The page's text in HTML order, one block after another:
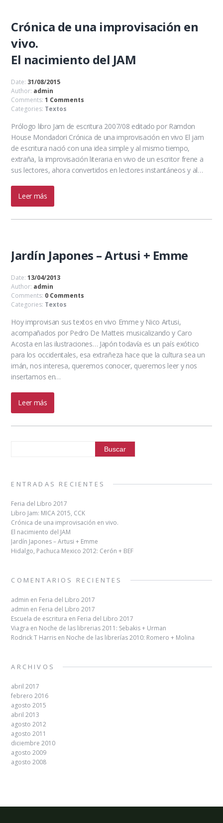
Crónica de una improvisación en
vivo.
El nacimiento del JAM
Date: 31/08/2015
Author: admin
Comments:1 Comments
Categories: Textos
Prólogo libro Jam de escritura 2007/08 editado por Ramdon
House Mondadori Crónica de una improvisación en vivo El jam
de escritura nació con una idea simple y al mismo tiempo,
extraña, la improvisación literaria en vivo de un escritor frene a
sus lectores, ahora convertidos en lectores instantáneos y al…
Leer más
Jardín Japones – Artusi + Emme
Date:13/04/2013
Author: admin
Comments: 0 Comments
Categories: Textos
Hoy improvisan sus textos en vivo Emme y Nico Artusi,
acompañados por Pedro De Matteis musicalizando y Caro
Acosta en las ilustraciones… Japón todavía es un país exótico
para los occidentales, esa extrañeza hace que la cultura sea un
imán, nos interesa, queremos conocer, queremos leer y nos
insertamos en…
Leer más
ENTRADAS RECIENTES
Feria del Libro 2017
Libro Jam: MICA 2015, CCK
Crónica de una improvisación en vivo.
El nacimiento del JAM
Jardín Japones – Artusi + Emme
Hidalgo, Pachuca Mexico 2012: Cerón + BEF
COMENTARIOS RECIENTES
admin en Feria del Libro 2017
admin en Feria del Libro 2017
Escuela de escritura en Feria del Libro 2017
Viagra en Noche de las librerias 2011: Sebakis + Urman
Rodrick T Harris en Noche de las librerías 2010: Romero + Molina
ARCHIVOS
abril 2017
febrero 2016
agosto 2015
abril 2013
agosto 2012
agosto 2011
diciembre 2010
agosto 2009
agosto 2008